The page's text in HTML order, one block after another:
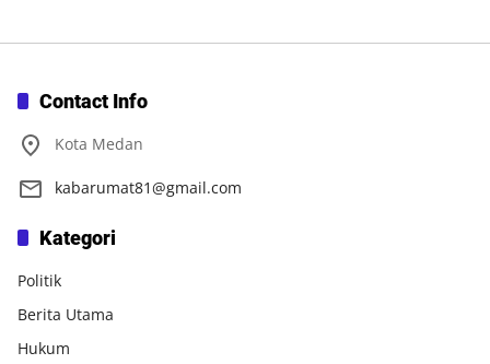
Contact Info
Kota Medan
kabarumat81@gmail.com
Kategori
Politik
Berita Utama
Hukum